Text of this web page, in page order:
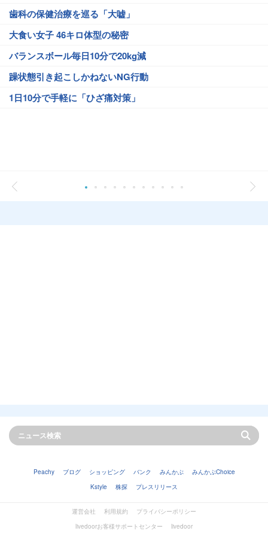
歯科の保健治療を巡る「大嘘」
大食い女子 46キロ体型の秘密
バランスボール毎日10分で20kg減
躁状態引き起こしかねないNG行動
1日10分で手軽に「ひざ痛対策」
Peachy ブログ ショッピング バンク みんかぶ
みんかぶChoice
Kstyle
株探 プレスリリース
運営会社 利用規約
プライバシーポリシー
livedoorお客様サポートセンター
livedoor